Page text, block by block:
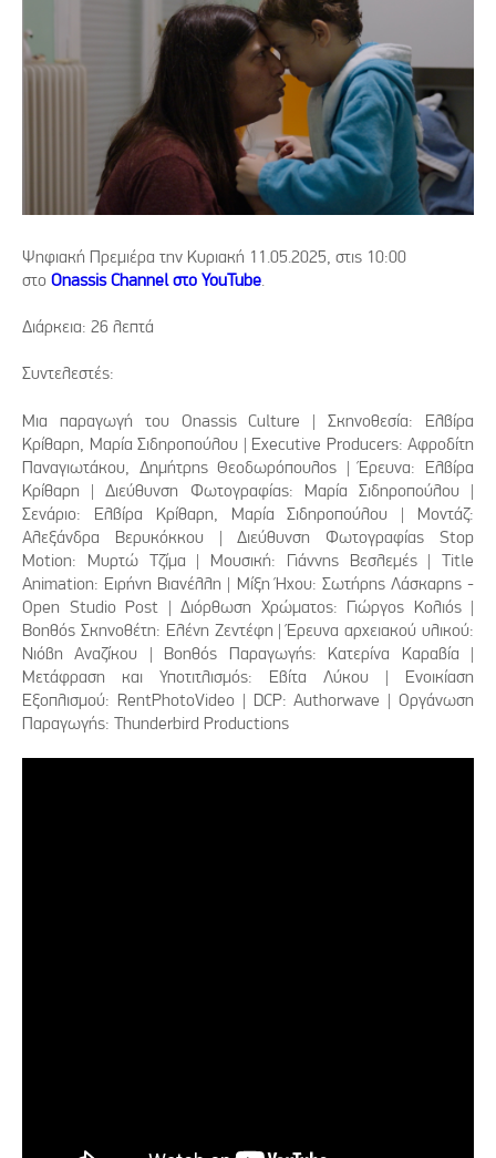
Ψηφιακή Πρεμιέρα την Κυριακή 11.05.2025, στις 10:00
στο Onassis Channel στο YouTube
Διάρκεια: 26 λεπτά
Συντελεστές:
Μια παραγωγή του Οnassis Culture | Σκηνοθεσία: Ελβίρα
Κρίθαρη, Μαρία Σιδηροπούλου | Executive Producers: Αφροδίτη
Παναγιωτάκου, Δημήτρης Θεοδωρόπουλος | Έρευνα: Ελβίρα
Κρίθαρη | Διεύθυνση Φωτογραφίας: Μαρία Σιδηροπούλου |
Σενάριο: Ελβίρα Κρίθαρη, Μαρία Σιδηροπούλου | Μοντάζ:
Αλεξάνδρα Βερυκόκκου | Διεύθυνση Φωτογραφίας Stop
Motion: Μυρτώ Τζίμα | Μουσική: Γιάννης Βεσλεμές | Title
Animation: Ειρήνη Βιανέλλη | Μίξη Ήχου: Σωτήρης Λάσκαρης -
Open Studio Post | Διόρθωση Χρώματος: Γιώργος Κολιός |
Βοηθός Σκηνοθέτη: Ελένη Ζεντέφη | Έρευνα αρχειακού υλικού:
Νιόβη Αναζίκου | Βοηθός Παραγωγής: Κατερίνα Καραβία |
Μετάφραση και Υποτιτλισμός: Εβίτα Λύκου | Ενοικίαση
Εξοπλισμού: RentPhotoVideo | DCP: Authorwave | Οργάνωση
Παραγωγής: Thunderbird Productions